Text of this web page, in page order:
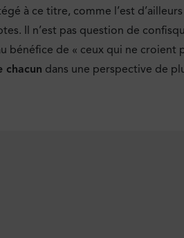
à ce titre, comme l’est
Il n’est pas question de
bénéfice de « ceux qui ne croient
chacun dans une perspective de